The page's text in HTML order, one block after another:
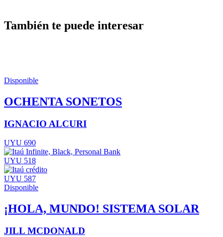
También te puede interesar
Disponible
OCHENTA SONETOS
IGNACIO ALCURI
UYU 690
UYU 518
UYU 587
Disponible
¡HOLA, MUNDO! SISTEMA SOLAR
JILL MCDONALD